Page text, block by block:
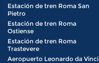
Estación de tren Roma San
Pietro
Estación de tren Roma
Ostiense
Estación de tren Roma
Trastevere
Aeropuerto Leonardo da Vinci